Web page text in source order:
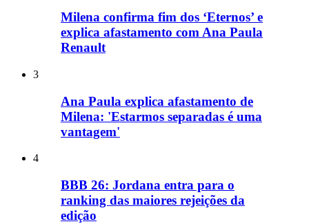
Milena confirma fim dos ‘Eternos’ e
explica afastamento com Ana Paula
Renault
3
Ana Paula explica afastamento de
Milena: 'Estarmos separadas é uma
vantagem'
4
BBB 26: Jordana entra para o
ranking das maiores rejeições da
edição